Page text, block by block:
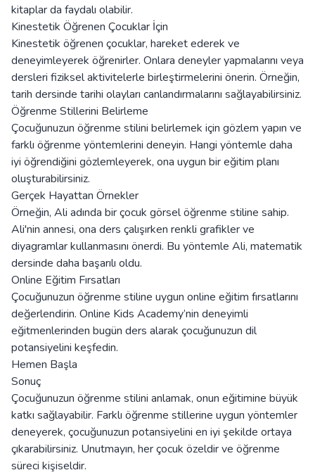
kitaplar da faydalı olabilir.
Kinestetik Öğrenen Çocuklar İçin
Kinestetik öğrenen çocuklar, hareket ederek ve
deneyimleyerek öğrenirler. Onlara deneyler yapmalarını veya
dersleri fiziksel aktivitelerle birleştirmelerini önerin. Örneğin,
tarih dersinde tarihi olayları canlandırmalarını sağlayabilirsiniz.
Öğrenme Stillerini Belirleme
Çocuğunuzun öğrenme stilini belirlemek için gözlem yapın ve
farklı öğrenme yöntemlerini deneyin. Hangi yöntemle daha
iyi öğrendiğini gözlemleyerek, ona uygun bir eğitim planı
oluşturabilirsiniz.
Gerçek Hayattan Örnekler
Örneğin, Ali adında bir çocuk görsel öğrenme stiline sahip.
Ali'nin annesi, ona ders çalışırken renkli grafikler ve
diyagramlar kullanmasını önerdi. Bu yöntemle Ali, matematik
dersinde daha başarılı oldu.
Online Eğitim Fırsatları
Çocuğunuzun öğrenme stiline uygun online eğitim fırsatlarını
değerlendirin. Online Kids Academy’nin deneyimli
eğitmenlerinden bugün ders alarak çocuğunuzun dil
potansiyelini keşfedin.
Hemen Başla
Sonuç
Çocuğunuzun öğrenme stilini anlamak, onun eğitimine büyük
katkı sağlayabilir. Farklı öğrenme stillerine uygun yöntemler
deneyerek, çocuğunuzun potansiyelini en iyi şekilde ortaya
çıkarabilirsiniz. Unutmayın, her çocuk özeldir ve öğrenme
süreci kişiseldir.